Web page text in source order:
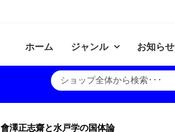
ホーム ジャンル お知らせ
會澤正志齋と水戸学の国体論